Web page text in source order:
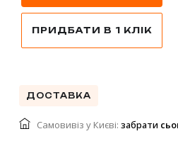
ПРИДБАТИ В 1 КЛІК
ДОСТАВКА
Самовивіз у Києві: забрати